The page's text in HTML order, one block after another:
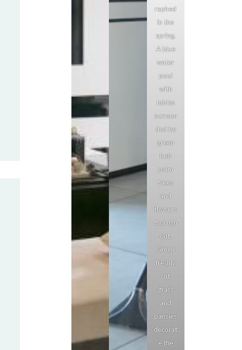
raphed
in the
spring.
A blue
water
pool
with
tables
surroun
ded by
green
lush
palm
trees
and
flowers
thorugh
out.
Green
freshly
cut
grass
and
pansies
decorat
e the